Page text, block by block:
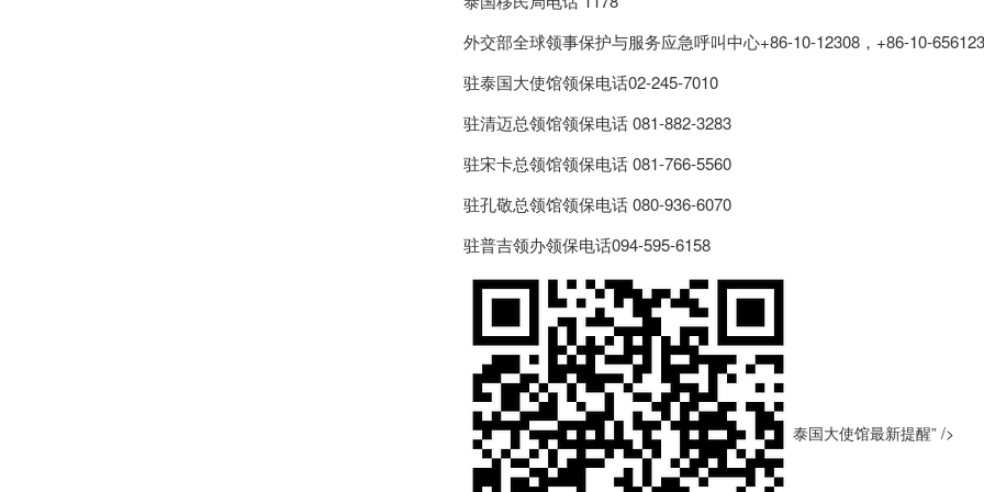
外交部全球领事保护与服务应急呼叫中心+86-10-12308，+86-10-
驻泰国大使馆领保电话02-245-7010
驻清迈总领馆领保电话 081-882-3283
驻宋卡总领馆领保电话 081-766-5560
驻孔敬总领馆领保电话 080-936-6070
驻普吉领办领保电话094-595-6158
泰国大使馆最新提醒” />